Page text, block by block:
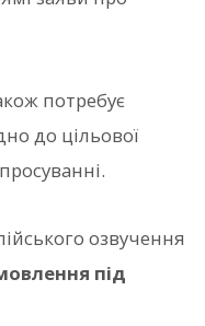
потребує
до цільової
озвучення
під